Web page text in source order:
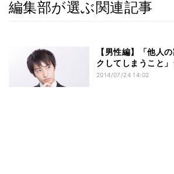
編集部が選ぶ関連記事
【男性編】「他人
クしてしまうこと
2014/07/24 14:02